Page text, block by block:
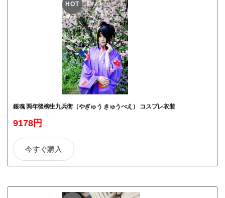
HOT
銀魂 两年後柳生九兵衛（やぎゅう きゅうべえ） コスプレ衣装
9178円
今すぐ購入